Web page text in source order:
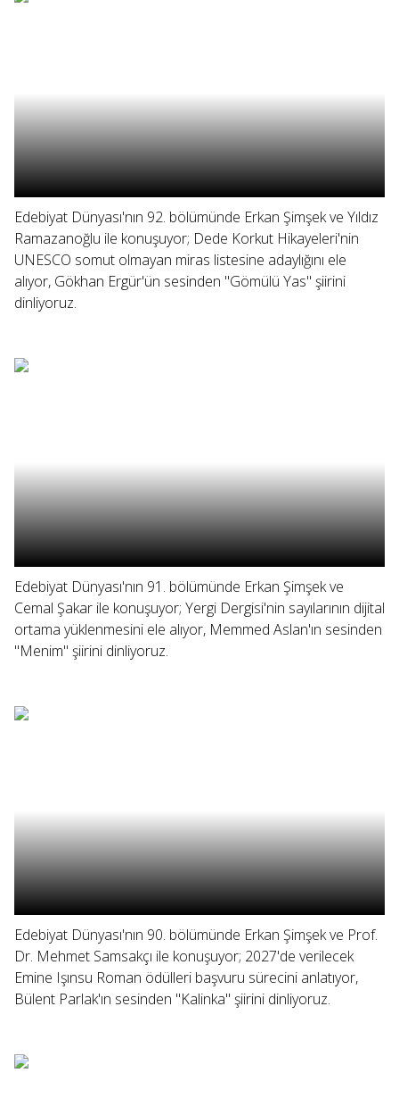
Edebiyat Dünyası'nın 92. bölümünde Erkan Şimşek ve Yıldız
Ramazanoğlu ile konuşuyor; Dede Korkut Hikayeleri'nin
UNESCO somut olmayan miras listesine adaylığını ele
alıyor, Gökhan Ergür'ün sesinden "Gömülü Yas" şiirini
dinliyoruz.
Edebiyat Dünyası'nın 91. bölümünde Erkan Şimşek ve
Cemal Şakar ile konuşuyor; Yergi Dergisi'nin sayılarının dijital
ortama yüklenmesini ele alıyor, Memmed Aslan'ın sesinden
"Menim" şiirini dinliyoruz.
Edebiyat Dünyası'nın 90. bölümünde Erkan Şimşek ve Prof.
Dr. Mehmet Samsakçı ile konuşuyor; 2027'de verilecek
Emine Işınsu Roman ödülleri başvuru sürecini anlatıyor,
Bülent Parlak'ın sesinden "Kalinka" şiirini dinliyoruz.